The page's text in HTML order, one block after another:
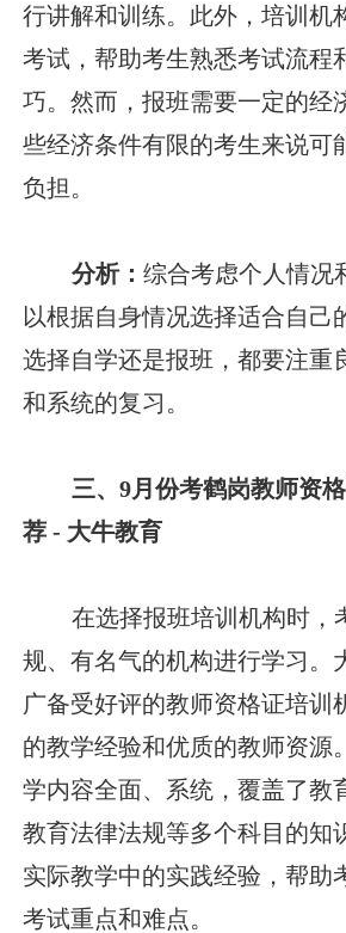
行讲解和训练。此外，培训机
考试，帮助考生熟悉考试流程
巧。然而，报班需要一定的经
些经济条件有限的考生来说可
负担。
分析：综合考虑个人情况
以根据自身情况选择适合自己
选择自学还是报班，都要注重
和系统的复习。
三、9月份考鹤岗教师资
荐 - 大牛教育
在选择报班培训机构时，
规、有名气的机构进行学习。
广备受好评的教师资格证培训
的教学经验和优质的教师资源
学内容全面、系统，覆盖了教
教育法律法规等多个科目的知
实际教学中的实践经验，帮助
考试重点和难点。